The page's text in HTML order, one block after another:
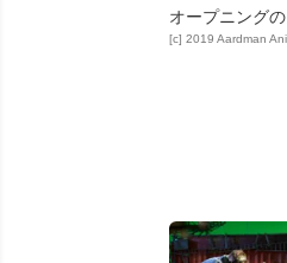
オープニング
[c] 2019 Aardman